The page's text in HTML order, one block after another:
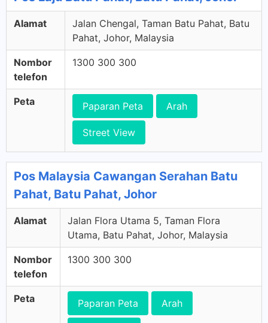
Alamat
Jalan Chengal, Taman Batu Pahat, Batu
Pahat, Johor, Malaysia
Nombor
telefon
1300 300 300
Peta Paparan Peta Arah
Street View
Pos Malaysia Cawangan Serahan Batu
Pahat, Batu Pahat, Johor
Alamat
Jalan Flora Utama 5, Taman Flora
Utama, Batu Pahat, Johor, Malaysia
Nombor
telefon
1300 300 300
Peta Paparan Peta Arah